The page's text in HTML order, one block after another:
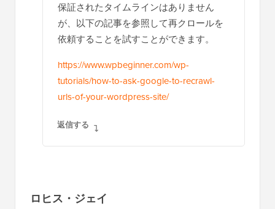
保証されたタイムラインはありません
が、以下の記事を参照して再クロールを
依頼することを試すことができます。
https://www.wpbeginner.com/wp-
tutorials/how-to-ask-google-to-recrawl-
urls-of-your-wordpress-site/
返信する
ロヒス・ジェイ